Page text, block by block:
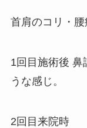
首肩のコリ・
1回目施術後 鼻
うな感じ。
2回目来院時